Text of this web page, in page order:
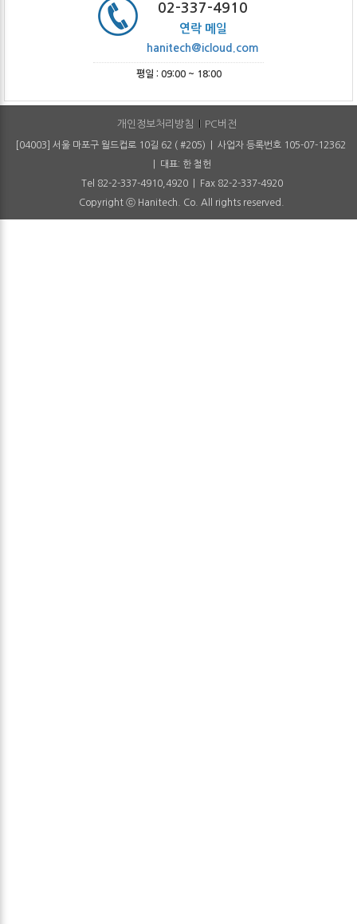
02-337-4910
연락 메일
hanitech@icloud.com
평일 : 09:00 ~ 18:00
개인정보처리방침 PC버전
[04003] 서울 마포구 월드컵로 10길 62 ( #205) | 사업자 등록번호 105-07-12362
| 대표: 한 철헌
Tel 82-2-337-4910,4920 | Fax 82-2-337-4920
Copyright ⓒ Hanitech. Co. All rights reserved.